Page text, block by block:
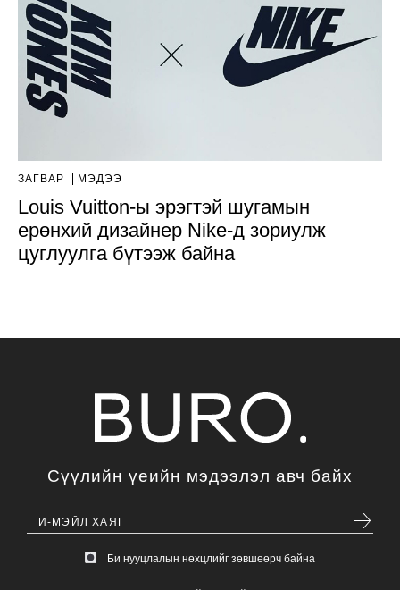
ЗАГВАР МЭДЭЭ
Louis Vuitton-ы эрэгтэй шугамын
ерөнхий дизайнер Nike-д зориулж
цуглуулга бүтээж байна
Сүүлийн үеийн мэдээлэл авч байх
Би нууцлалын нөхцлийг зөвшөөрч байна